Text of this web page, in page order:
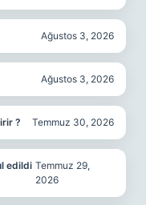
Ağustos 3, 2026
Ağustos 3, 2026
? Temmuz 30, 2026
edildi Temmuz 29,
2026